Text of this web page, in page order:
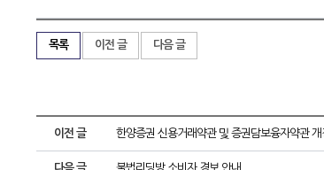
목록 이전 글 다음 글
이전 글 한양증권 신용거래약관 및 증권담보융자약관 개